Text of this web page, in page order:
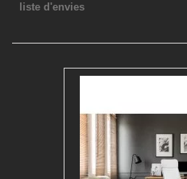
liste d'envies